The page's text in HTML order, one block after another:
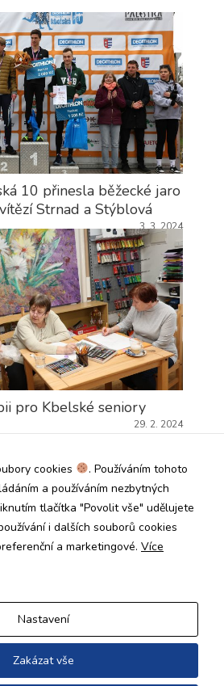
10 přinesla běžecké jaro
Strnad a Stýblová
3. 3. 2024
pro Kbelské seniory
29. 2. 2024
ples MČ Praha 19
23. 2. 2024
cookies
. Používáním tohoto
a používáním nezbytných
tlačítka "Povolit vše" udělujete
i dalších souborů cookies
a marketingové. Více
Nastavení
Zakázat vše